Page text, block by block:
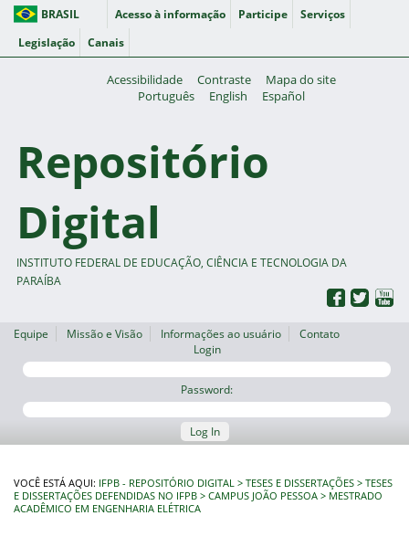
BRASIL Acesso à informação Participe
Serviços
Legislação
Canais
Acessibilidade Contraste
Mapa do site
Português
English Español
Repositório
Digital
INSTITUTO FEDERAL DE EDUCAÇÃO, CIÊNCIA E TECNOLOGIA DA
PARAÍBA
Equipe Missão e Visão Informações ao usuário
Contato
Login
Password:
Log In
VOCÊ ESTÁ AQUI: IFPB - REPOSITÓRIO DIGITAL TESES E DISSERTAÇÕES
TESES
E DISSERTAÇÕES DEFENDIDAS NO IFPB
CAMPUS JOÃO PESSOA
MESTRADO
ACADÊMICO EM ENGENHARIA ELÉTRICA